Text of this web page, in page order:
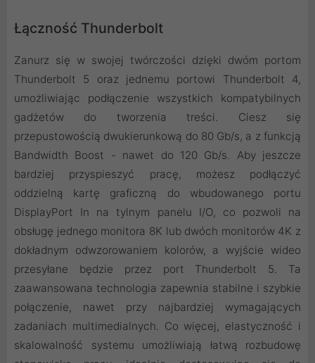
Łączność Thunderbolt
Zanurz się w swojej twórczości dzięki dwóm portom
Thunderbolt 5 oraz jednemu portowi Thunderbolt 4,
umożliwiając podłączenie wszystkich kompatybilnych
gadżetów do tworzenia treści. Ciesz się
przepustowością dwukierunkową do 80 Gb/s, a z funkcją
Bandwidth Boost - nawet do 120 Gb/s. Aby jeszcze
bardziej przyspieszyć pracę, możesz podłączyć
oddzielną kartę graficzną do wbudowanego portu
DisplayPort In na tylnym panelu I/O, co pozwoli na
obsługę jednego monitora 8K lub dwóch monitorów 4K z
dokładnym odwzorowaniem kolorów, a wyjście wideo
przesyłane będzie przez port Thunderbolt 5. Ta
zaawansowana technologia zapewnia stabilne i szybkie
połączenie, nawet przy najbardziej wymagających
zadaniach multimedialnych. Co więcej, elastyczność i
skalowalność systemu umożliwiają łatwą rozbudowę